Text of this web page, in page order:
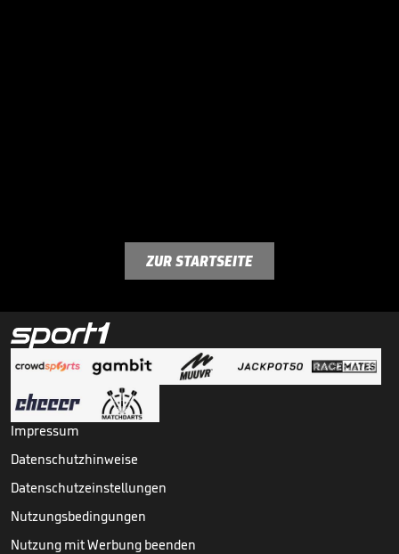
ZUR STARTSEITE
Impressum
Datenschutzhinweise
Datenschutzeinstellungen
Nutzungsbedingungen
Nutzung mit Werbung beenden